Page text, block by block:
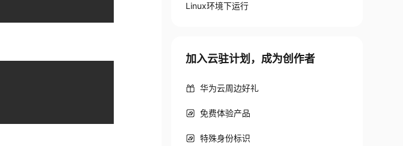
Linux环境下运行
加入云驻计划，成为创作者
华为云周边好礼
免费体验产品
特殊身份标识